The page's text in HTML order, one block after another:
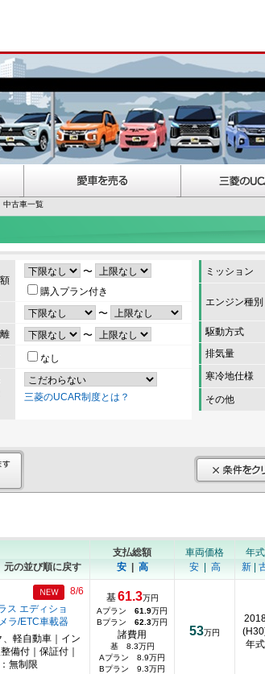
古車一覧
〜
購入プラン付き
〜
〜
なし
三菱のUCAR制度とは？
ミッション
エンジン種別
駆動方式
排気量
寒冷地仕様
その他
元の並び順に戻す
支払総額
安| 高
車両価格
安| 高
年式
新
ス エディショ
ラ/ETC車載器
8/6
軽自動車｜イン
備付｜保証付｜
無制限
基61.3万円
Aプラン 61.9万円
Bプラン 62.3万円
諸費用
基 8.3万円
Aプラン 8.9万円
Bプラン 9.3万円
53万円
年式